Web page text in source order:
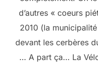
d’autres « coeurs
2010 (la
devant les cerbères
… A part ça… La